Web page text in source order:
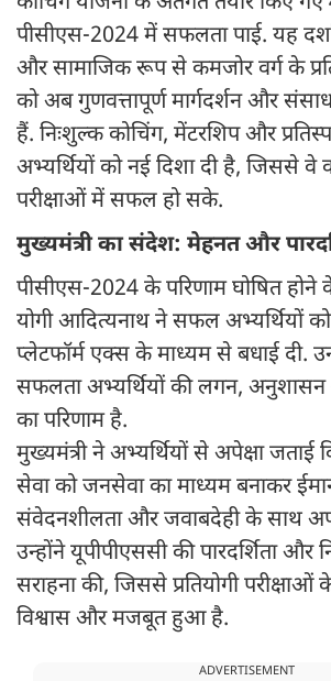
पीसीएस-2024 में सफलता पाई. यह
और सामाजिक रूप से कमजोर वर्ग के
को अब गुणवत्तापूर्ण मार्गदर्शन और
हैं. निःशुल्क कोचिंग, मेंटरशिप और
अभ्यर्थियों को नई दिशा दी है, जिससे वे
परीक्षाओं में सफल हो सके.
मुख्यमंत्री का संदेश: मेहनत और
पीसीएस-2024 के परिणाम घोषित होने
योगी आदित्यनाथ ने सफल अभ्यर्थियों
प्लेटफॉर्म एक्स के माध्यम से बधाई दी.
सफलता अभ्यर्थियों की लगन, अनुशासन
का परिणाम है.
मुख्यमंत्री ने अभ्यर्थियों से अपेक्षा जताई
सेवा को जनसेवा का माध्यम बनाकर
संवेदनशीलता और जवाबदेही के साथ
उन्होंने यूपीपीएससी की पारदर्शिता और
सराहना की, जिससे प्रतियोगी परीक्षाओं
विश्वास और मजबूत हुआ है.
ADVERTISEMENT